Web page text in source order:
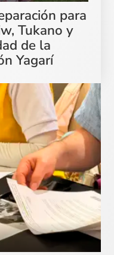
para
Tukano y
de la
Yagarí